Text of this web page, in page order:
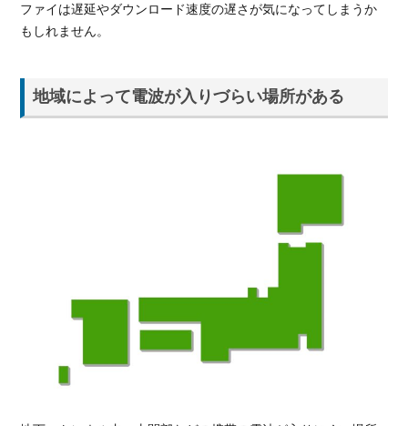
ファイは遅延やダウンロード速度の遅さが気になってしまうか
もしれません。
地域によって電波が入りづらい場所がある